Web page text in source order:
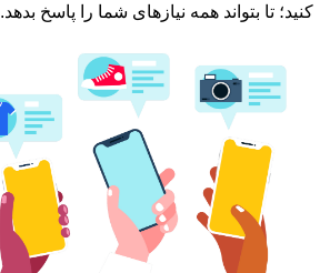
کنید؛ تا بتواند همه نیازهای شما را پاسخ بدهد.